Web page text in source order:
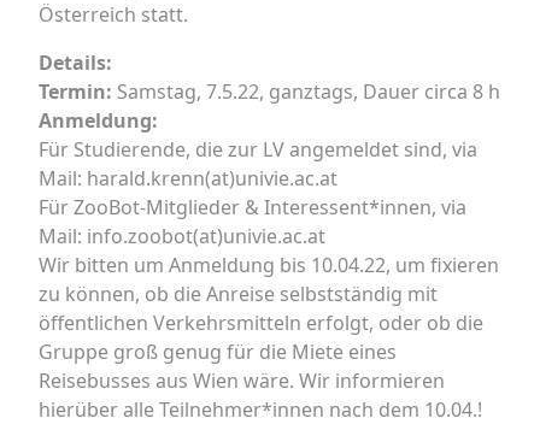
Österreich statt.
Details:
Termin: Samstag, 7.5.22, ganztags, Dauer circa 8 h
Anmeldung:
Für Studierende, die zur LV angemeldet sind, via
Mail: harald.krenn(at)univie.ac.at
Für ZooBot-Mitglieder & Interessent*innen, via
Mail: info.zoobot(at)univie.ac.at
Wir bitten um Anmeldung bis 10.04.22, um fixieren
zu können, ob die Anreise selbstständig mit
öffentlichen Verkehrsmitteln erfolgt, oder ob die
Gruppe groß genug für die Miete eines
Reisebusses aus Wien wäre. Wir informieren
hierüber alle Teilnehmer*innen nach dem 10.04.!